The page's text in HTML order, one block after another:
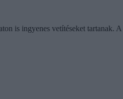
is ingyenes vetítéseket